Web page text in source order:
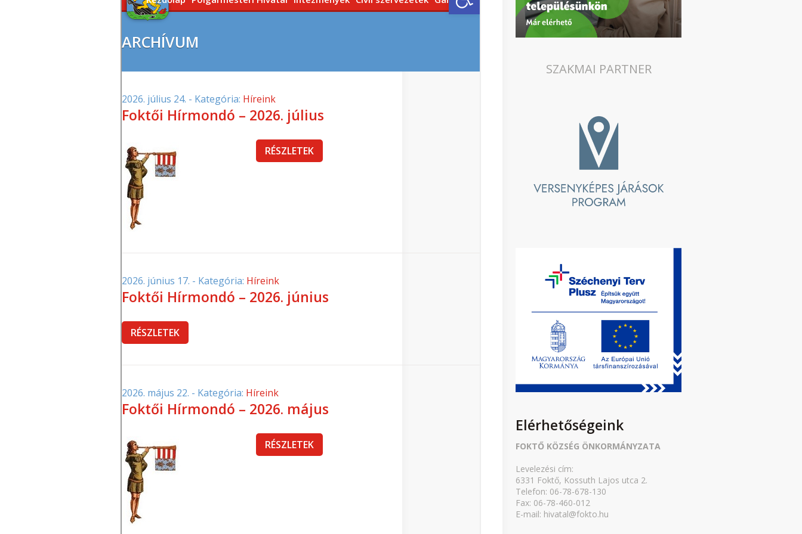
SZAKMAI PARTNER
Elérhetőségeink
FOKTŐ KÖZSÉG ÖNKORMÁNYZATA
Levelezési cím:
6331 Foktő, Kossuth Lajos utca 2.
Telefon: 06-78-678-130
Fax: 06-78-460-012
E-mail: hivatal@fokto.hu